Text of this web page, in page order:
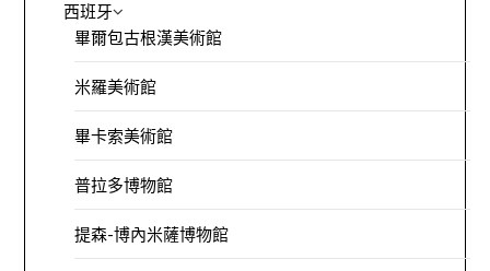
西班牙
畢爾包古根漢美術館
米羅美術館
畢卡索美術館
普拉多博物館
提森-博內米薩博物館